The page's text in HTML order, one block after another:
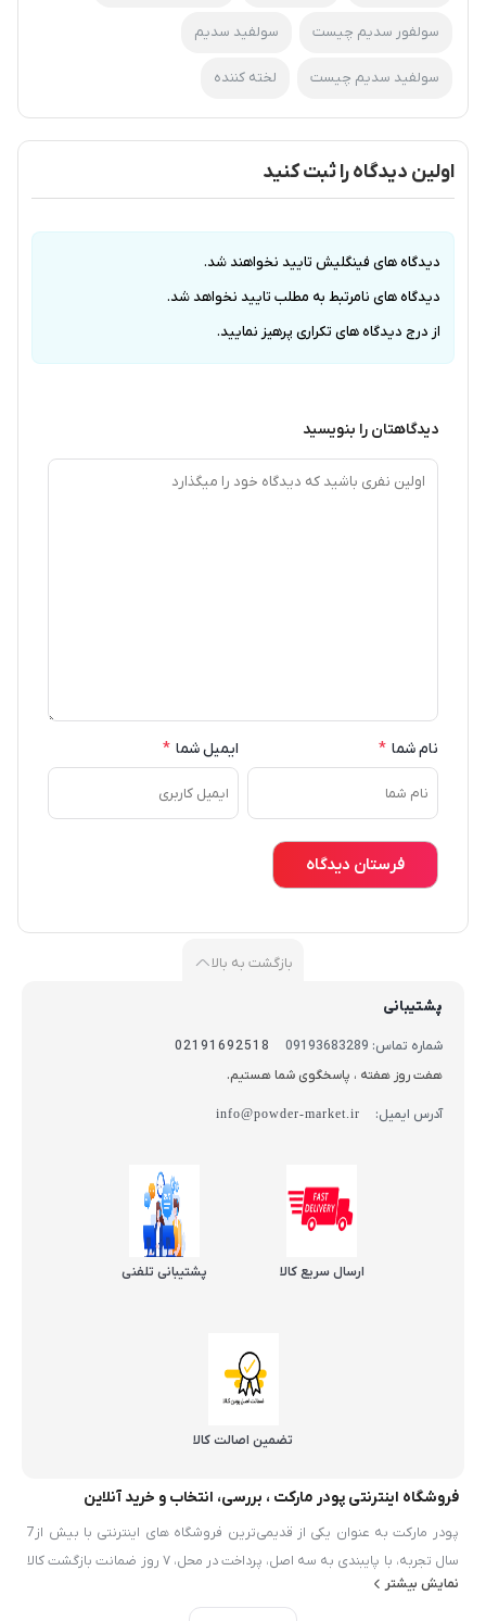
سولفور سدیم چیست سولفید سدیم
سولفید سدیم چیست لخته کننده
اولین دیدگاه را ثبت کنید
دیدگاه های فینگلیش تایید نخواهند شد.
دیدگاه های نامرتبط به مطلب تایید نخواهد شد.
از درج دیدگاه های تکراری پرهیز نمایید.
دیدگاهتان را بنویسید
نام شما * ایمیل شما *
بازگشت به بالا
پشتیبانی
شماره تماس: 09193683289
02191692518
هفت روز هفته ، پاسخگوی شما هستیم.
آدرس ایمیل: info@powder-market.ir
ارسال سریع کالا پشتیبانی تلفنی
تضمین اصالت کالا
فروشگاه اینترنتی پودر مارکت ، بررسی، انتخاب و خرید آنلاین
پودر مارکت به عنوان یکی از قدیمی‌ترین فروشگاه های اینترنتی با بیش از7
سال تجربه، با پایبندی به سه اصل، پرداخت در محل، ۷ روز ضمانت بازگشت کالا
و تضمین اصل‌بودن کالا موفق شده تا همگام با فروشگاه‌های معتبر ايران، به
نمایش بیشتر